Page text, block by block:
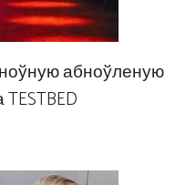
абноўленую